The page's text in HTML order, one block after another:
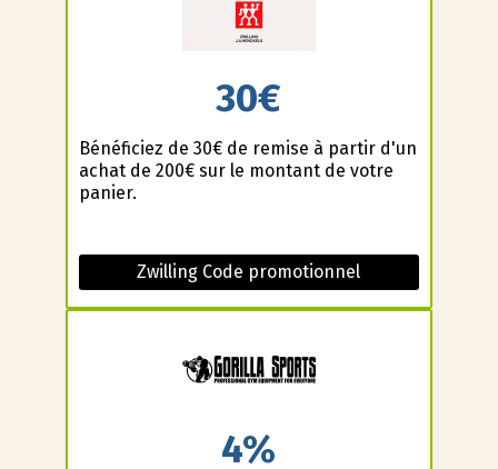
30€
Bénéficiez de 30€ de remise à partir d'un
achat de 200€ sur le montant de votre
panier.
Zwilling Code promotionnel
4%